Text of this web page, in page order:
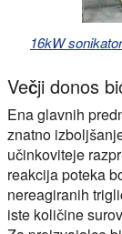
16kW
Večji donos
Ena glavnih
znatno
učinkoviteje
reakcija poteka
nereagiranih
iste količine